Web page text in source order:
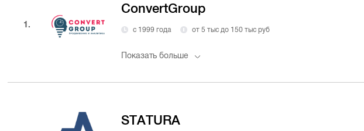
1.
ConvertGroup
с 1999 года от 5 тыс до 150 тыс руб
Показать больше
STATURA